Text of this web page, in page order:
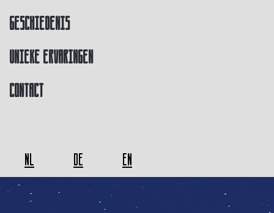
Geschiedenis
Unieke ervaringen
Contact
NL DE EN